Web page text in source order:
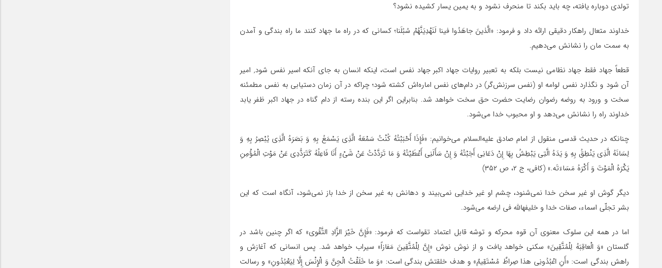
تولدی دوباره یافته، چه باید بکند تا منحرف نشود و به یمین یسار کشیده نشود؟
خداوند متعال راهکار دقیقی ارائه داد و فرمود: «الَّذینَ جاهَدُوا فینا لَنَهْدِیَنَّهُمْ سُبُلَنا؛ کسانی که در راه ما جهاد کنند ما راه بندگی و آمدن
به سمت مان را نشانش می‌دهیم.
قطعاً جهاد فقط جهاد نظامی نیست بلکه به تعبیر روایات جهاد اکبر جهاد نفس است، اینکه انسان به جای آنکه اسیر نفس شود, امیر
آن شود و نگذارد نفس لوامه او (نفس سرزنش‌گر) در دام‌های نفس اماره‌اش کشته شود؛ چراکه در آن زمان دستیابی به نفس مطمئنه
سخت و ورود به روضه رضوان رضایت حضرت حق سخت خواهد شد. بنابراین اگر این بنده رسته از دام گناه در جهاد اکبر ظفر یابد
خداوند راه را نشانش می‌دهد و او محبوب خدا می‌شود.
چنانکه در حدیث قدسی منقول از امام صادق علیه‌السلام می‌خوانیم: «فَإِذَا أَحْبَبْتُهُ کُنْتُ سَمْعَهُ الَّذِی یَسْمَعُ بِهِ وَ بَصَرَهُ الَّذِی یُبْصِرُ بِهِ وَ
لِسَانَهُ الَّذِی یَنْطِقُ بِهِ وَ یَدَهُ الَّتِی یَبْطِشُ بِهَا إِنْ دَعَانِی أَجَبْتُهُ وَ إِنْ سَأَلَنِی أَعْطَیْتُهُ وَ مَا تَرَدَّدْتُ عَنْ شَیْ‌ءٍ أَنَا فَاعِلُهُ کَتَرَدُّدِی عَنْ مَوْتِ الْمُؤْمِنِ
یَکْرَهُ الْمَوْتَ وَ أَکْرَهُ مَسَاءَتَه.» (کافی، ج ۲، ص ۳۵۲)
دیگر گوش او غیر سخن خدا نمی‌شنود، چشم او غیر خدایی نمی‌بیند و دهانش به غیر سخن از خدا باز نمی‌شود، آنگاه است که این
بشر تجلّی اسماء، صفات خدا و خلیفهالله فی ارضه می‌شود.
اما در همه این سلوک معنوی آن قوه محرکه و توشه قابل اعتماد تقواست که فرمود: «فَإِنَّ خَیْرَ الزَّادِ التَّقْوى» که اگر چنین باشد در
گلستان «وَ الْعاقِبَهُ لِلْمُتَّقِینَ» سکنی خواهد یافت و از نوش نوش «إِنَّ لِلْمُتَّقِینَ مَفازاً» سیراب خواهد شد. پس انسانی که آغازش و
راهش بندگی است: «أَنِ اعْبُدُونِی هذا صِراطٌ مُسْتَقِیمٌ» و هدف خلقتش بندگی است: «وَ ما خَلَقْتُ الْجِنَّ وَ الْإِنْسَ إِلَّا لِیَعْبُدُونِ» و رسالت